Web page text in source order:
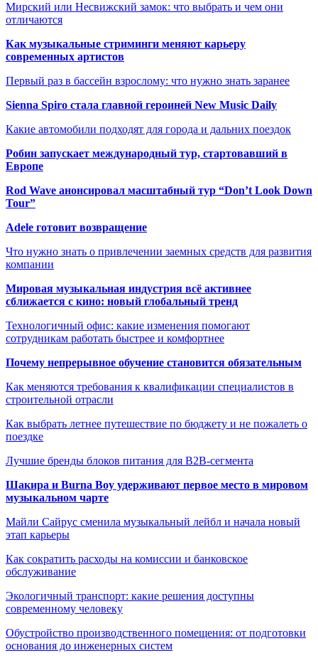
Мирский или Несвижский замок: что выбрать и чем они
отличаются
Как музыкальные стриминги меняют карьеру
современных артистов
Первый раз в бассейн взрослому: что нужно знать заранее
Sienna Spiro стала главной героиней New Music Daily
Какие автомобили подходят для города и дальних поездок
Робин запускает международный тур, стартовавший в
Европе
Rod Wave анонсировал масштабный тур “Don’t Look Down
Tour”
Adele готовит возвращение
Что нужно знать о привлечении заемных средств для развития
компании
Мировая музыкальная индустрия всё активнее
сближается с кино: новый глобальный тренд
Технологичный офис: какие изменения помогают
сотрудникам работать быстрее и комфортнее
Почему непрерывное обучение становится обязательным
Как меняются требования к квалификации специалистов в
строительной отрасли
Как выбрать летнее путешествие по бюджету и не пожалеть о
поездке
Лучшие бренды блоков питания для B2B-сегмента
Шакира и Burna Boy удерживают первое место в мировом
музыкальном чарте
Майли Сайрус сменила музыкальный лейбл и начала новый
этап карьеры
Как сократить расходы на комиссии и банковское
обслуживание
Экологичный транспорт: какие решения доступны
современному человеку
Обустройство производственного помещения: от подготовки
основания до инженерных систем